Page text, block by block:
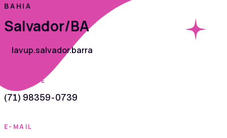
BAHIA
Salvador/BA
lavup.salvador.barra
TELEFONE
(71) 98359-0739
E-MAIL